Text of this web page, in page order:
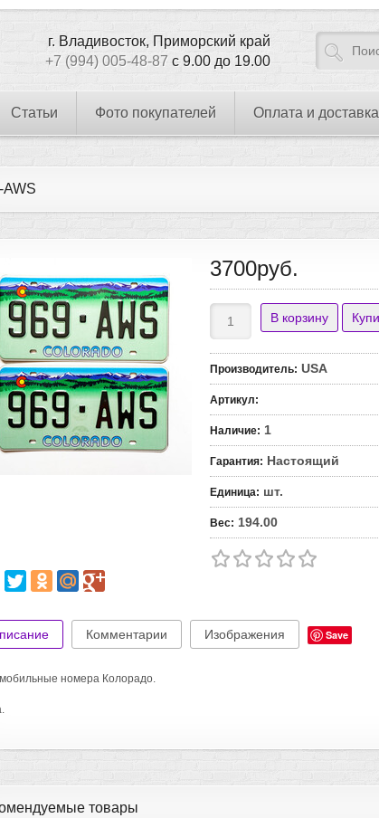
г. Владивосток, Приморский край
+7 (994) 005-48-87 с 9.00 до 19.00
Статьи Фото покупателей Оплата и доставка
AWS
3700руб.
Производитель: USA
Артикул:
Наличие: 1
Гарантия: Настоящий
Единица: шт.
Вес: 194.00
Комментарии Изображения Save
номера Колорадо.
товары